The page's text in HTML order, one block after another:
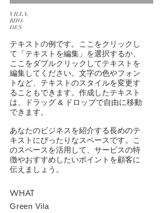
VILLA,
RHO-
DES
テキストの例です。ここをクリックし
て「テキストを編集」を選択するか、
ここをダブルクリックしてテキストを
編集してください。文字の色やフォン
トなど、テキストのスタイルを変更す
ることもできます。作成したテキスト
は、ドラッグ & ドロップで自由に移動
できます。
あなたのビジネスを紹介する長めのテ
キストにぴったりなスペースです。こ
のスペースを活用して、サービスの特
徴やおすすめしたいポイントを顧客に
伝えましょう。
WHAT
Green Vila